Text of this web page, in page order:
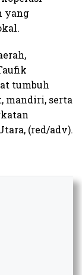
yang
tumbuh
mandiri, serta
(red/adv).​